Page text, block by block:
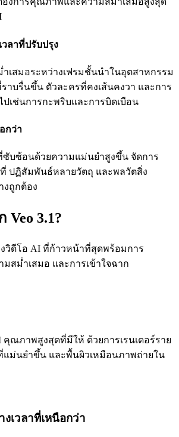
ลาที่ปรับปรุง
ำเสมอระหว่างเฟรมชั้นนำในอุตสาหกรรม
าบรื่นขึ้น ตัวละครที่คงเส้นคงวา และการ
เช่นการกะพริบและการบิดเบือน
กว่า
ซับซ้อนด้วยความแม่นยำสูงขึ้น จัดการ
ปฏิสัมพันธ์หลายวัตถุ และพลวัตสิ่ง
งถูกต้อง
Veo 3.1?
งวิดีโอ AI ที่ก้าวหน้าที่สุดพร้อมการ
สม่ำเสมอ และการเข้าใจฉาก
คุณภาพสูงสุดที่มีให้ ด้วยการเรนเดอร์ราย
แม่นยำขึ้น และพื้นผิวเหมือนภาพถ่ายใน
เวลาที่เหนือกว่า